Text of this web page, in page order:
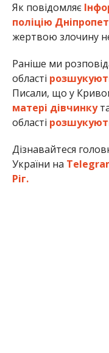
Як повідомляє
поліцію
жертвою злочину
Раніше ми
області
Писали, що у
матері дівчинку
області
Дізнавайтеся
України на
Ріг.